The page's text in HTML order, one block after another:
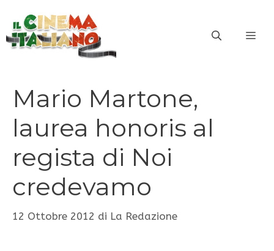
contenuto
Mario Martone,
laurea honoris al
regista di Noi
credevamo
12 Ottobre 2012 di La Redazione